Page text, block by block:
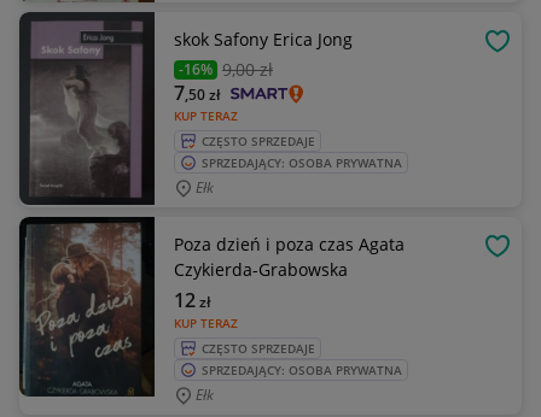
skok Safony Erica Jong
-16% 9,00 zł
KUP TERAZ
7,50zł
CZĘSTO SPRZEDAJE
SPRZEDAJĄCY: OSOBA PRYWATNA
Ełk
Poza dzień i poza czas Agata
Czykierda-Grabowska
KUP TERAZ
12zł
CZĘSTO SPRZEDAJE
SPRZEDAJĄCY: OSOBA PRYWATNA
Ełk